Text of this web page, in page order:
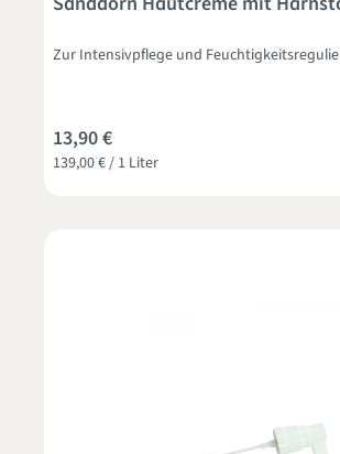
Zur Intensivpflege und
139,00 € / 1 Liter
13,90 €